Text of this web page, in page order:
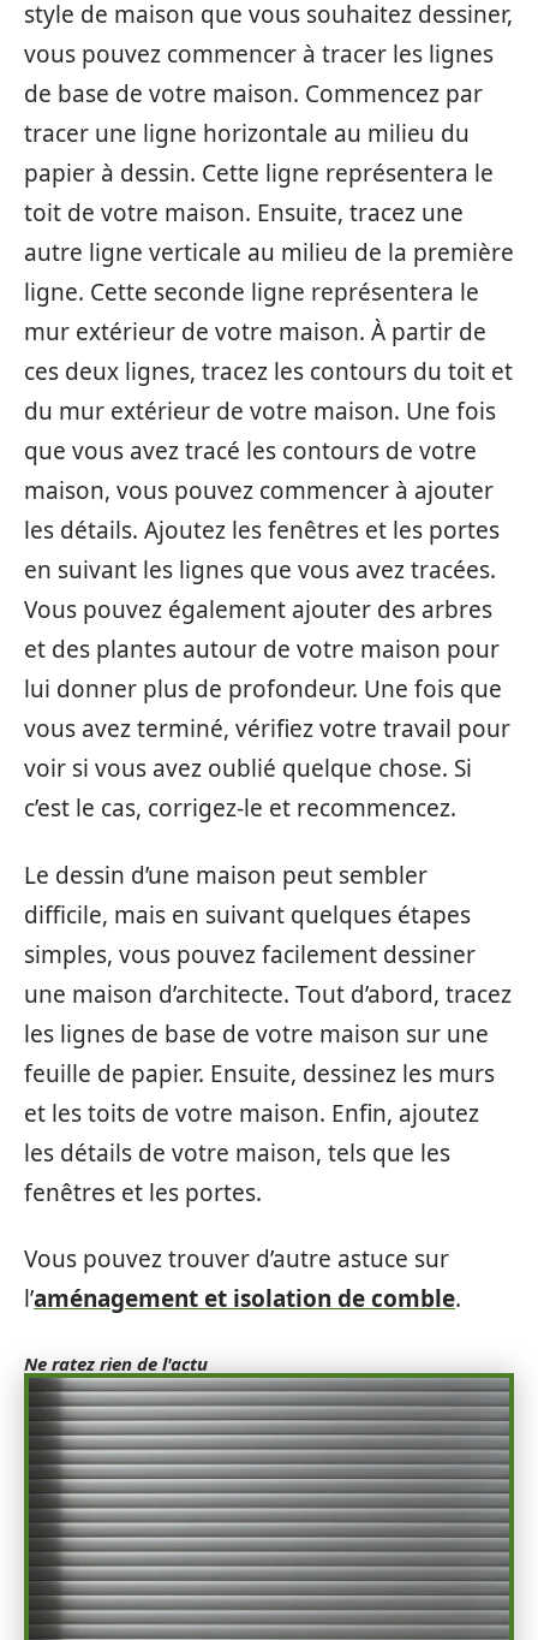
style de maison que vous souhaitez dessiner,
vous pouvez commencer à tracer les lignes
de base de votre maison. Commencez par
tracer une ligne horizontale au milieu du
papier à dessin. Cette ligne représentera le
toit de votre maison. Ensuite, tracez une
autre ligne verticale au milieu de la première
ligne. Cette seconde ligne représentera le
mur extérieur de votre maison. À partir de
ces deux lignes, tracez les contours du toit et
du mur extérieur de votre maison. Une fois
que vous avez tracé les contours de votre
maison, vous pouvez commencer à ajouter
les détails. Ajoutez les fenêtres et les portes
en suivant les lignes que vous avez tracées.
Vous pouvez également ajouter des arbres
et des plantes autour de votre maison pour
lui donner plus de profondeur. Une fois que
vous avez terminé, vérifiez votre travail pour
voir si vous avez oublié quelque chose. Si
c’est le cas, corrigez-le et recommencez.
Le dessin d’une maison peut sembler
difficile, mais en suivant quelques étapes
simples, vous pouvez facilement dessiner
une maison d’architecte. Tout d’abord, tracez
les lignes de base de votre maison sur une
feuille de papier. Ensuite, dessinez les murs
et les toits de votre maison. Enfin, ajoutez
les détails de votre maison, tels que les
fenêtres et les portes.
Vous pouvez trouver d’autre astuce sur
l’aménagement et isolation de comble.
Ne ratez rien de l'actu